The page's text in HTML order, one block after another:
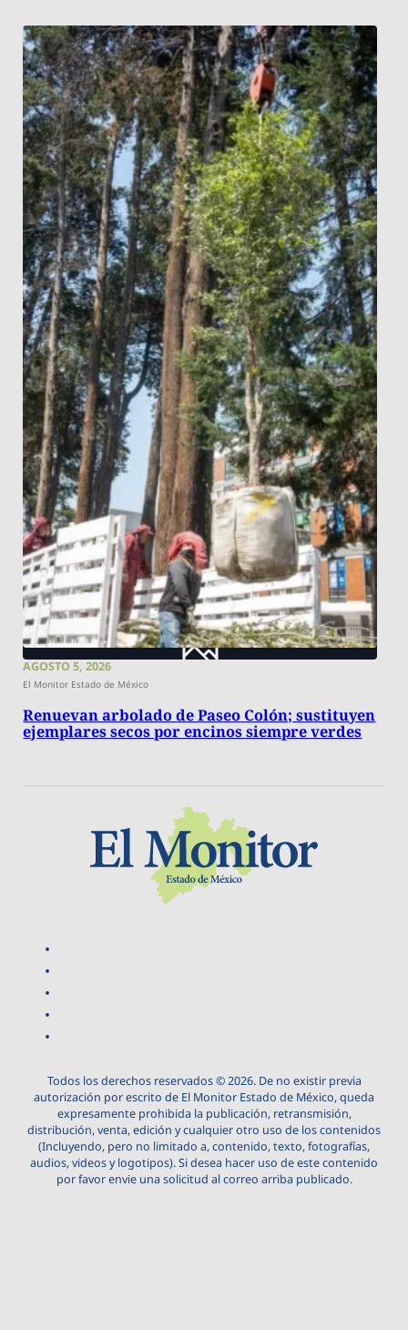
AGOSTO 5, 2026
El Monitor Estado de México
Renuevan arbolado de Paseo Colón; sustituyen
ejemplares secos por encinos siempre verdes
Todos los derechos reservados © 2026. De no existir previa
autorización por escrito de El Monitor Estado de México, queda
expresamente prohibida la publicación, retransmisión,
distribución, venta, edición y cualquier otro uso de los contenidos
(Incluyendo, pero no limitado a, contenido, texto, fotografías,
audios, videos y logotipos). Si desea hacer uso de este contenido
por favor envie una solicitud al correo arriba publicado.